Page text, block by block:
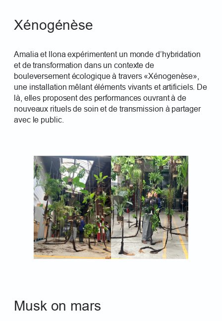
Xénogénèse
Amalia et llona expérimentent un monde d’hybridation
et de transformation dans un contexte de
bouleversement écologique à travers «Xénogenèse»,
une installation mêlant éléments vivants et artificiels. De
là, elles proposent des performances ouvrant à de
nouveaux rituels de soin et de transmission à partager
avec le public.
Musk on mars